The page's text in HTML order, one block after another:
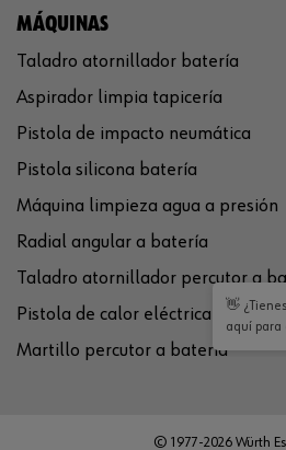
MÁQUINAS
Taladro atornillador batería
Aspirador limpia tapicería
Pistola de impacto neumática
Pistola silicona batería
Máquina limpieza agua a presión
Radial angular a batería
Taladro atornillador percutor a
Pistola de calor eléctrica
Martillo percutor a batería
© 1977-2026 Würth
👋
aquí para